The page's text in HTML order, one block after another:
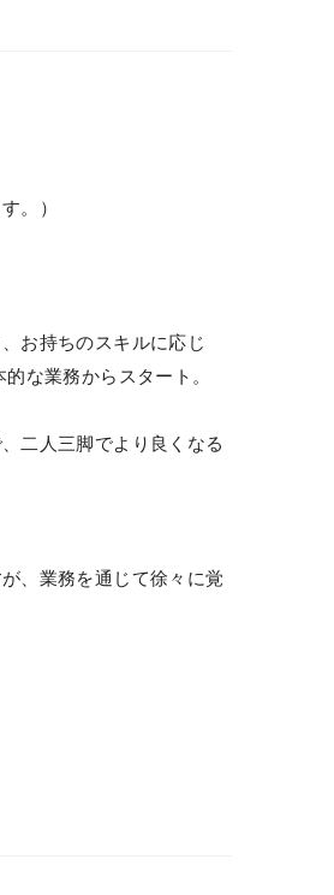
。）
お持ちのスキルに応じ
な業務からスタート。
二人三脚でより良くなる
、業務を通じて徐々に覚